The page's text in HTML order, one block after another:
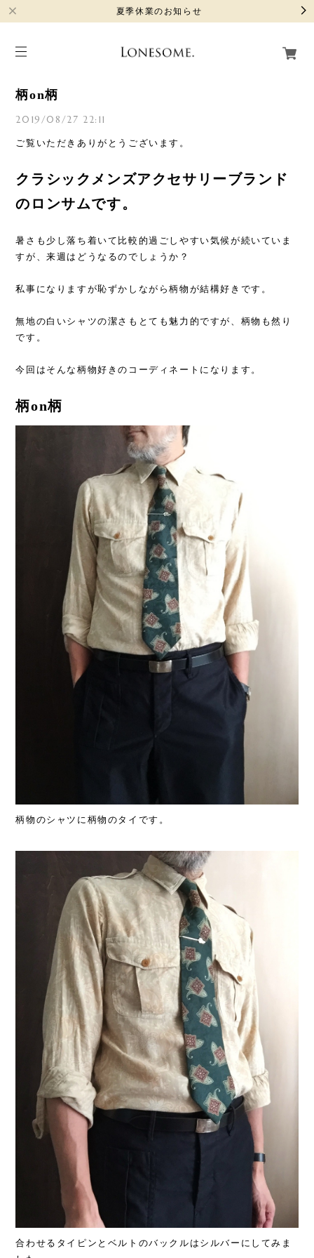
夏季休業のお知らせ
柄on柄
2019/08/27 22:11
ご覧いただきありがとうございます。
クラシックメンズアクセサリーブランド
のロンサムです。
暑さも少し落ち着いて比較的過ごしやすい気候が続いていま
すが、来週はどうなるのでしょうか？
私事になりますが恥ずかしながら柄物が結構好きです。
無地の白いシャツの潔さもとても魅力的ですが、柄物も然り
です。
今回はそんな柄物好きのコーディネートになります。
柄on柄
柄物のシャツに柄物のタイです。
合わせるタイピンとベルトのバックルはシルバーにしてみま